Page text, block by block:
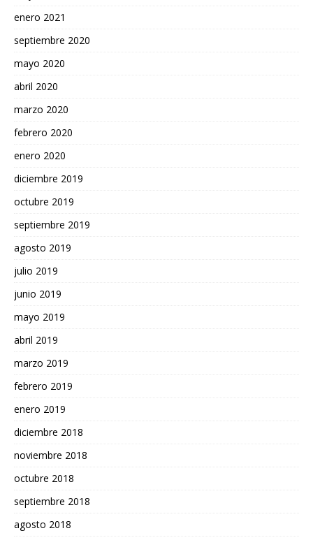
enero 2021
septiembre 2020
mayo 2020
abril 2020
marzo 2020
febrero 2020
enero 2020
diciembre 2019
octubre 2019
septiembre 2019
agosto 2019
julio 2019
junio 2019
mayo 2019
abril 2019
marzo 2019
febrero 2019
enero 2019
diciembre 2018
noviembre 2018
octubre 2018
septiembre 2018
agosto 2018